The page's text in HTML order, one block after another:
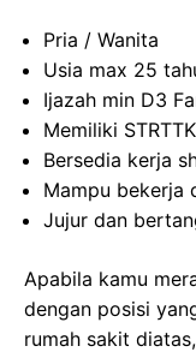
Pria / Wanita
Usia max 25
Ijazah min D3
Memiliki
Bersedia kerja
Mampu bekerja
Jujur dan
Apabila kamu
dengan posisi
rumah sakit diatas,